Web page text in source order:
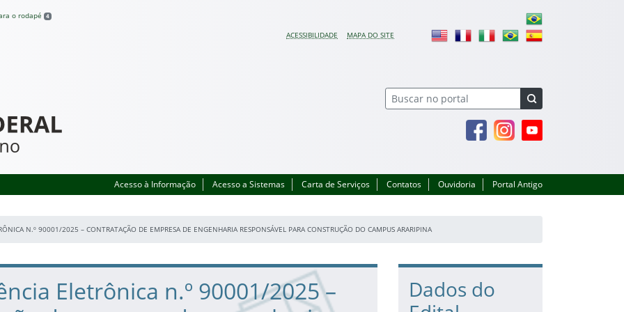
o rodapé 4
ACESSIBILIDADE MAPA DO SITE
FacebookInstagramYoutube
Acesso à Informação Acesso a Sistemas Carta de Serviços Contatos Ouvidoria Portal Antigo
N.º 90001/2025 – CONTRATAÇÃO DE EMPRESA DE ENGENHARIA RESPONSÁVEL PARA CONSTRUÇÃO DO CAMPUS ARARIPINA
Eletrônica n.º 90001/2025 –
Dados do